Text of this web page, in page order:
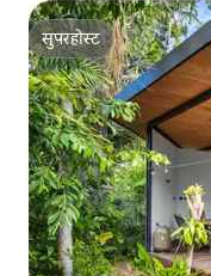
सुपरहोस्ट
सुपरहोस्ट